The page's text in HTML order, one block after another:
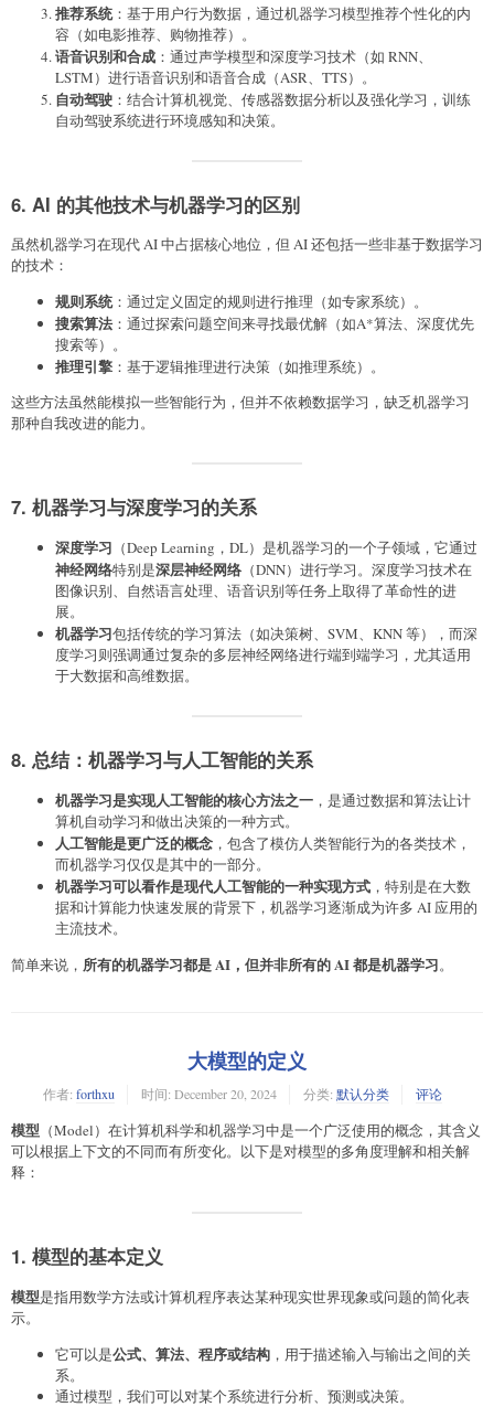
推荐系统：基于用户行为数据，通过机器学习模型推荐个性化的内
容（如电影推荐、购物推荐）。
语音识别和合成 ：通过声学模型和深度学习技术（如 RNN、
LSTM）进行语音识别和语音合成（ASR、TTS）。
自动驾驶 ：结合计算机视觉、传感器数据分析以及强化学习，训练
自动驾驶系统进行环境感知和决策。
6. AI 的其他技术与机器学习的区别
虽然机器学习在现代 AI 中占据核心地位，但 AI 还包括一些非基于数据学习
的技术：
规则系统：通过定义固定的规则进行推理（如专家系统）。
搜索算法 ：通过探索问题空间来寻找最优解（如A*算法、深度优先
搜索等）。
推理引擎 ：基于逻辑推理进行决策（如推理系统）。
这些方法虽然能模拟一些智能行为，但并不依赖数据学习，缺乏机器学习
那种自我改进的能力。
7. 机器学习与深度学习的关系
深度学习 （Deep Learning，DL）是机器学习的一个子领域，它通过
神经网络特别是深层神经网络 （DNN）进行学习。深度学习技术在
图像识别、自然语言处理、语音识别等任务上取得了革命性的进
展。
机器学习包括传统的学习算法（如决策树、SVM、KNN 等），而深
度学习则强调通过复杂的多层神经网络进行端到端学习，尤其适用
于大数据和高维数据。
8. 总结：机器学习与人工智能的关系
机器学习是实现人工智能的核心方法之一 ，是通过数据和算法让计
算机自动学习和做出决策的一种方式。
人工智能是更广泛的概念 ，包含了模仿人类智能行为的各类技术，
而机器学习仅仅是其中的一部分。
机器学习可以看作是现代人工智能的一种实现方式 ，特别是在大数
据和计算能力快速发展的背景下，机器学习逐渐成为许多 AI 应用的
主流技术。
简单来说， 所有的机器学习都是 AI，但并非所有的 AI 都是机器学习。
大模型的定义
作者: forthxu 时间: December 20, 2024 分类: 默认分类 评论
模型 （Model）在计算机科学和机器学习中是一个广泛使用的概念，其含义
可以根据上下文的不同而有所变化。以下是对模型的多角度理解和相关解
释：
1. 模型的基本定义
模型是指用数学方法或计算机程序表达某种现实世界现象或问题的简化表
示。
它可以是公式、算法、程序或结构 ，用于描述输入与输出之间的关
系。
通过模型，我们可以对某个系统进行分析、预测或决策。